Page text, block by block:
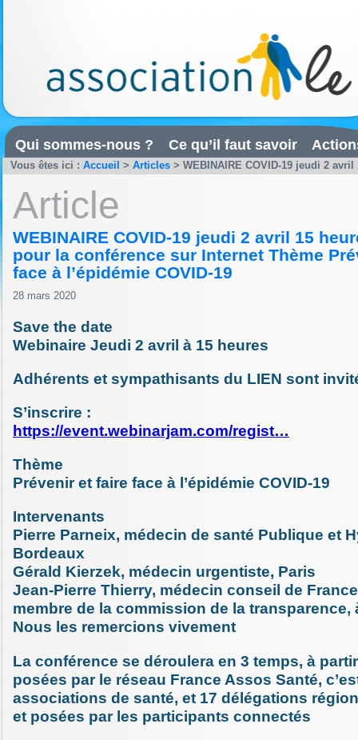
Qui sommes-nous ? Ce qu’il faut savoir
Vous êtes ici : Accueil > Articles > WEBINAIRE COVID-19 jeudi 2
Article
WEBINAIRE COVID-19 jeudi 2 avril 15
pour la conférence sur Internet Thème
face à l’épidémie COVID-19
28 mars 2020
Save the date
Webinaire Jeudi 2 avril à 15 heures
Adhérents et sympathisants du LIEN sont
S’inscrire :
https://event.webinarjam.com/regist…
Thème
Prévenir et faire face à l’épidémie COVID-19
Intervenants
Pierre Parneix, médecin de santé Publique et
Bordeaux
Gérald Kierzek, médecin urgentiste, Paris
Jean-Pierre Thierry, médecin conseil de
membre de la commission de la transparence,
Nous les remercions vivement
La conférence se déroulera en 3 temps, à
posées par le réseau France Assos Santé,
associations de santé, et 17 délégations
et posées par les participants connectés